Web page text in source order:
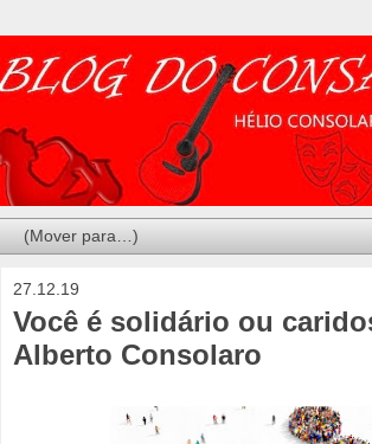
27.12.19
Você é solidário ou
Alberto Consolaro